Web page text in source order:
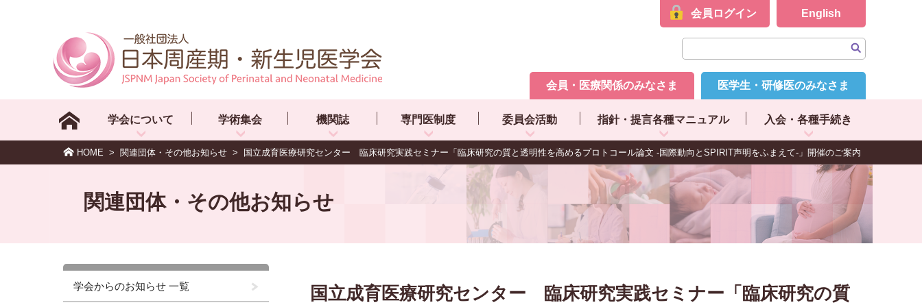
会員ログイン English
会員・医療関係のみなさま 医学生・研修医のみなさま
学会について 学術集会 機関誌 専門医制度 委員会活動 指針・提言各種マニュアル 入会・各種手続き
HOME > 関連団体・その他お知らせ > 国立成育医療研究センター 臨床研究実践セミナー「臨床研究の質と透明性を高めるプロトコール論文 -国際動向とSPIRIT声明をふまえて-」開催のご案内
関連団体・その他お知らせ
学会からのお知らせ 一覧
国立成育医療研究センター 臨床研究実践セミナー「臨床研究の質